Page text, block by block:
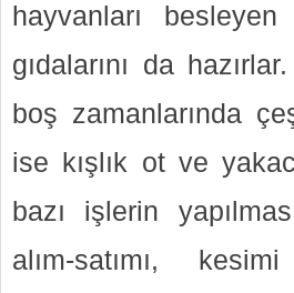
hayvanları
gıdalarını da
boş zamanlarında
ise kışlık ot ve
bazı işlerin
alım-satımı,